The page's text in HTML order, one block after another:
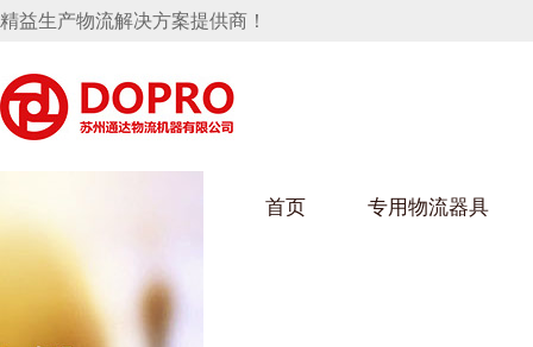
精益生产物流解决方案提供商！
首页 专用物流器具
麻豆天美在线观看架
藏式马桶水箱支架